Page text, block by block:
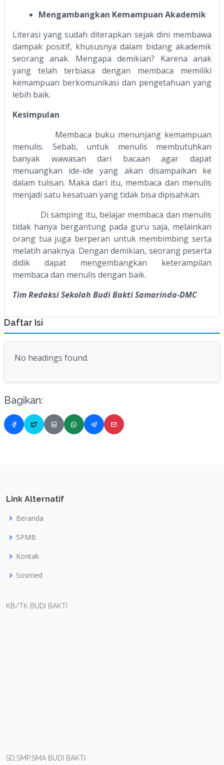
Mengambangkan Kemampuan Akademik
Literasi yang sudah diterapkan sejak dini membawa
dampak positif, khususnya dalam bidang akademik
seorang anak. Mengapa demikian? Karena anak
yang telah terbiasa dengan membaca memiliki
kemampuan berkomunikasi dan pengetahuan yang
lebih baik.
Kesimpulan
Membaca buku menunjang kemampuan
menulis. Sebab, untuk menulis membutuhkan
banyak wawasan dari bacaan agar dapat
menuangkan ide-ide yang akan disampaikan ke
dalam tulisan. Maka dari itu, membaca dan menulis
menjadi satu kesatuan yang tidak bisa dipisahkan.
Di samping itu, belajar membaca dan menulis
tidak hanya bergantung pada guru saja, melainkan
orang tua juga berperan untuk membimbing serta
melatih anaknya. Dengan demikian, seorang peserta
didik dapat mengembangkan keterampilan
membaca dan menulis dengan baik.
Tim Redaksi Sekolah Budi Bakti Samarinda-DMC
Daftar Isi
No headings found.
Bagikan:
Link Alternatif
Beranda
SPMB
Kontak
Sosmed
KB/TK BUDI BAKTI
SD,SMP,SMA BUDI BAKTI